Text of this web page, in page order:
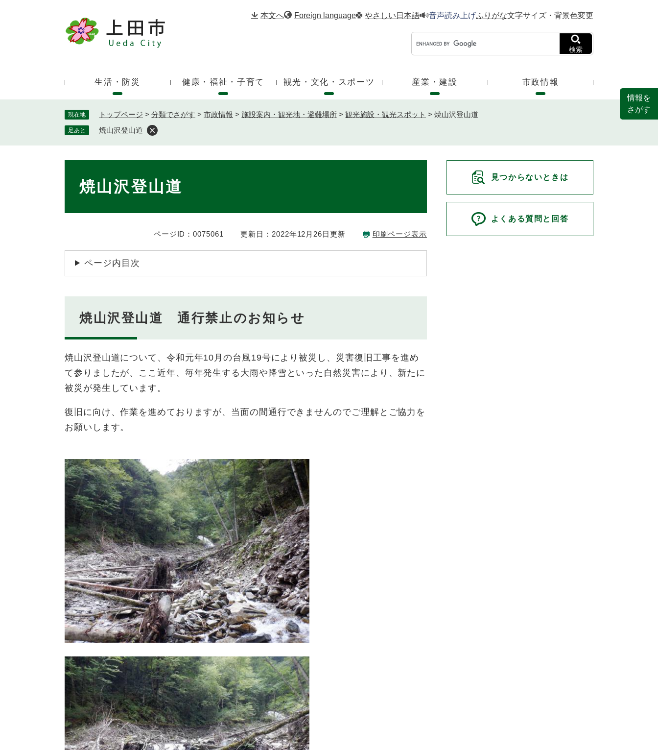
。
本文へ Foreign language やさしい日本語 音声読み上げふりがな文字サイズ・背景色変更
ド
検索
生活・防災 健康・福祉・子育て 観光・文化・スポーツ 産業・建設 市政情報
現在地 トップページ > 分類でさがす > 市政情報 > 施設案内・観光地・避難場所 > 観光施設・観光スポット > 焼山沢登山道
足あと 焼山沢登山道
焼山沢登山道
ページID：0075061 更新日：2022年12月26日更新 印刷ページ表示
ページ内目次
焼山沢登山道 通行禁止のお知らせ
焼山沢登山道について、令和元年10月の台風19号により被災し、災害復旧工事を進め
て参りましたが、ここ近年、毎年発生する大雨や降雪といった自然災害により、新たに
被災が発生しています。
復旧に向け、作業を進めておりますが、当面の間通行できませんのでご理解とご協力を
お願いします。
見つからないときは
よくある質問と回答
情報を
さがす